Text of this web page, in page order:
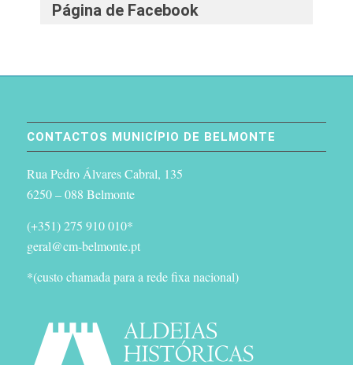
Página de Facebook
CONTACTOS MUNICÍPIO DE BELMONTE
Rua Pedro Álvares Cabral, 135
6250 – 088 Belmonte
(+351) 275 910 010*
geral@cm-belmonte.pt
*(custo chamada para a rede fixa nacional)